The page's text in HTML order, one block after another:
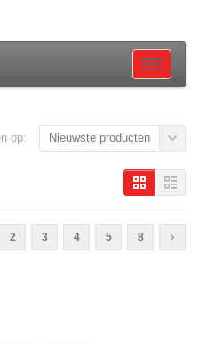
op: Nieuwste producten
2 3 4 5 8